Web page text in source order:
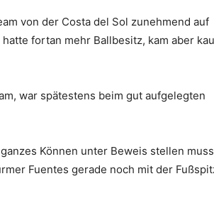
von der Costa del Sol zunehmend auf
fortan mehr Ballbesitz, kam aber
war spätestens beim gut aufgelegten
Können unter Beweis stellen
Fuentes gerade noch mit der